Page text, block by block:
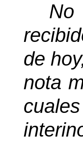
No
de
nota